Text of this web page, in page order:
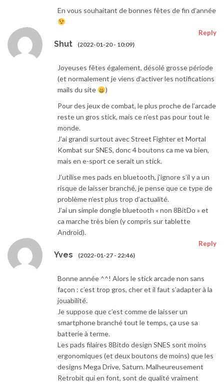
En vous souhaitant de bonnes fêtes de fin d’année
Shut (2022-01-20 - 10:09)
Reply
Joyeuses fêtes également, désolé grosse période
(et normalement je viens d’activer les notifications
mails du site
)
Pour des jeux de combat, le plus proche de l’arcade
reste un gros stick, mais ce n’est pas pour tout le
monde.
J’ai grandi surtout avec Street Fighter et Mortal
Kombat sur SNES, donc 4 boutons ca me va bien,
mais en e-sport ce serait un stick.
J’utilise mes pads en bluetooth, j’ignore s’il y a un
risque de laisser branché, je pense que ce type de
problème n’est plus trop d’actualité.
J’ai un simple dongle bluetooth « non 8BitDo » et
ca marche très bien (y compris sur tablette
Android).
Yves (2022-01-27 - 22:46)
Reply
Bonne année ^^! Alors le stick arcade non sans
façon : c’est trop gros, cher et il faut s’adapter à la
jouabilité.
Je suppose que c’est comme de laisser un
smartphone branché tout le temps, ça use sa
batterie à terme.
Les pads filaires 8Bitdo design SNES sont moins
ergonomiques (et deux boutons de moins) que les
designs Mega Drive, Saturn. Malheureusement
Retrobit qui en font, sont de qualité vraiment